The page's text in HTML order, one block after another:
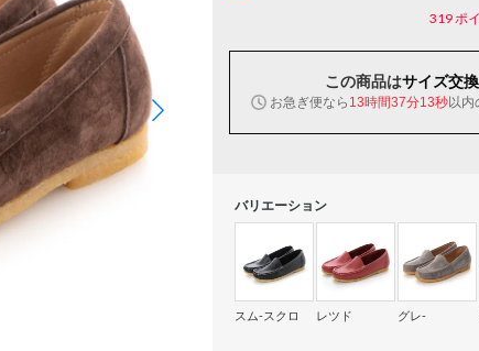
319ポ
この商品はサイズ交
お急ぎ便なら 13時間37分12秒以内
バリエーション
スム-スクロ レツド グレ-